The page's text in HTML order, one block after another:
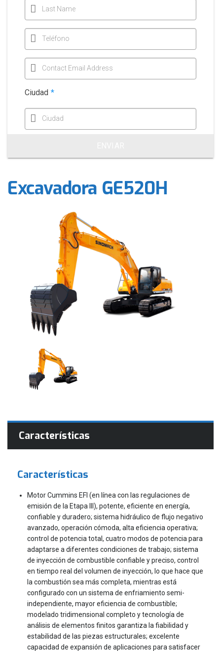
Last Name
Teléfono
Contact Email Address
Ciudad *
Ciudad
Excavadora GE520H
Características
Características
Motor Cummins EFI (en línea con las regulaciones de
emisión de la Etapa III), potente, eficiente en energía,
confiable y duradero; sistema hidráulico de flujo negativo
avanzado, operación cómoda, alta eficiencia operativa;
control de potencia total, cuatro modos de potencia para
adaptarse a diferentes condiciones de trabajo; sistema
de inyección de combustible confiable y preciso, control
en tiempo real del volumen de inyección, lo que hace que
la combustión sea más completa, mientras está
configurado con un sistema de enfriamiento semi-
independiente, mayor eficiencia de combustible;
modelado tridimensional completo y tecnología de
análisis de elementos finitos garantiza la fiabilidad y
estabilidad de las piezas estructurales; excelente
capacidad de expansión de aplicaciones para satisfacer